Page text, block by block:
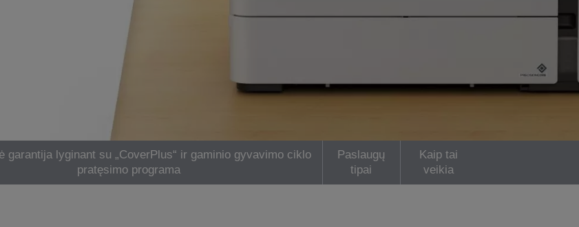
garantija lyginant su „CoverPlus“ ir gaminio gyvavimo ciklo
pratęsimo programa
Paslaugų
tipai
Kaip tai
veikia